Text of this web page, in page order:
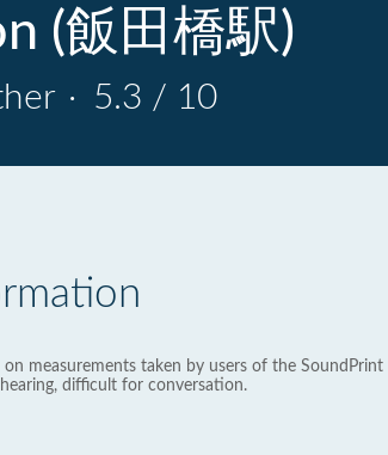
(飯田橋駅)
· 5.3 / 10
measurements taken by users of the SoundPrint
difficult for conversation.